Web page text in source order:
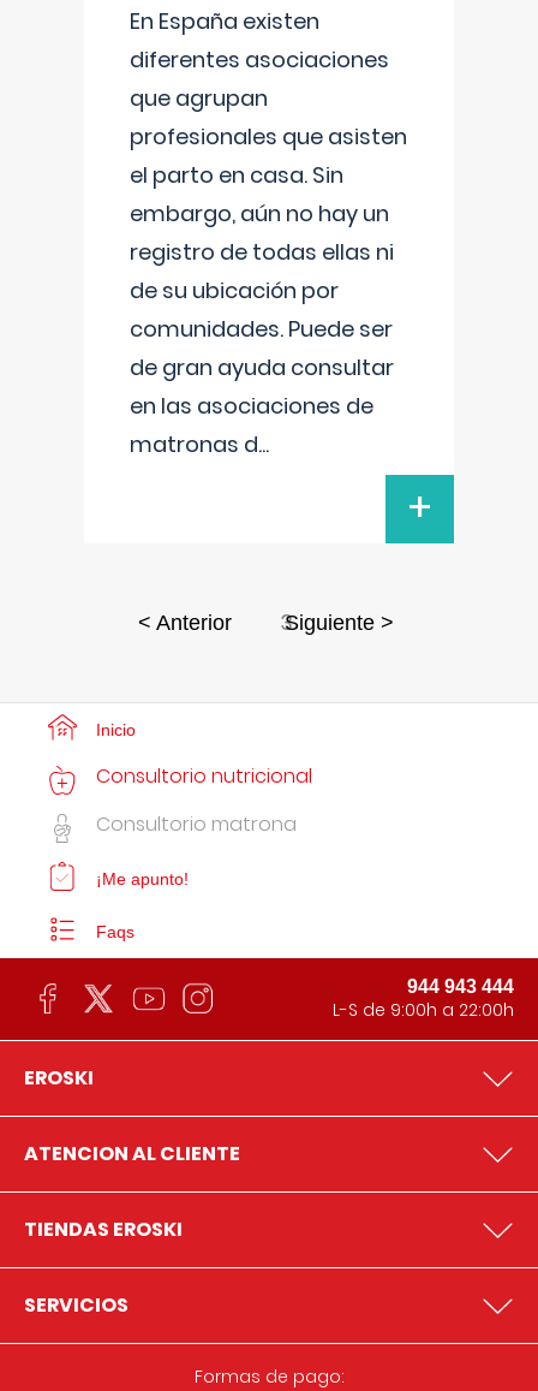
En España existen
diferentes asociaciones
que agrupan
profesionales que asisten
el parto en casa. Sin
embargo, aún no hay un
registro de todas ellas ni
de su ubicación por
comunidades. Puede ser
de gran ayuda consultar
en las asociaciones de
matronas d...
+
< Anterior 3Siguiente >
Inicio
Consultorio nutricional
Consultorio matrona
¡Me apunto!
Faqs
944 943 444
L-S de 9:00h a 22:00h
EROSKI
ATENCION AL CLIENTE
TIENDAS EROSKI
SERVICIOS
Formas de pago: